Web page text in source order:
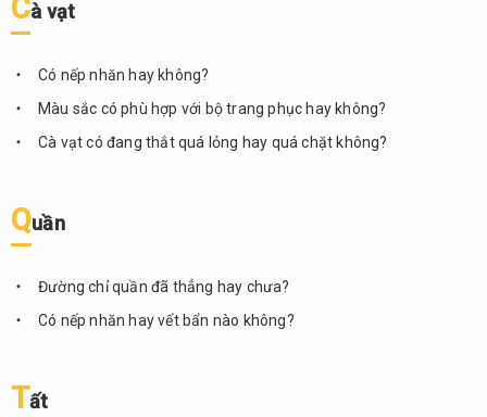
Cà vạt
Có nếp nhăn hay không?
Màu sắc có phù hợp với bộ trang phục hay không?
Cà vạt có đang thắt quá lỏng hay quá chặt không?
Quần
Đường chỉ quần đã thẳng hay chưa?
Có nếp nhăn hay vết bẩn nào không?
Tất